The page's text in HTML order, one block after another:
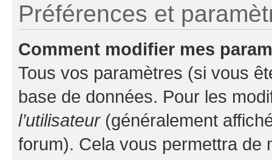
Préférences et
Comment modifier mes
Tous vos paramètres (si vous
base de données. Pour les
l’utilisateur(généralement
forum). Cela vous permettra de